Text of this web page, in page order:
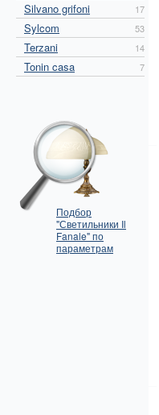
Silvano grifoni 17
Sylcom 53
Terzani 14
Tonin casa 7
Подбор
"Светильники Il
Fanale" по
параметрам